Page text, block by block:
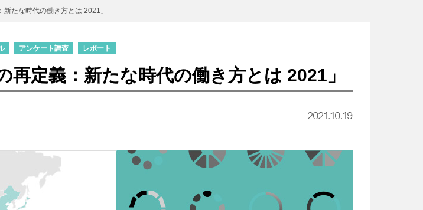
たな時代の働き方とは 2021」
アンケート調査 レポート
定義：新たな時代の働き方とは 2021」
2021.10.19